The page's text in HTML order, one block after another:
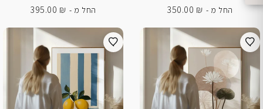
החל מ -
350.00 ₪
החל מ -
395.00 ₪